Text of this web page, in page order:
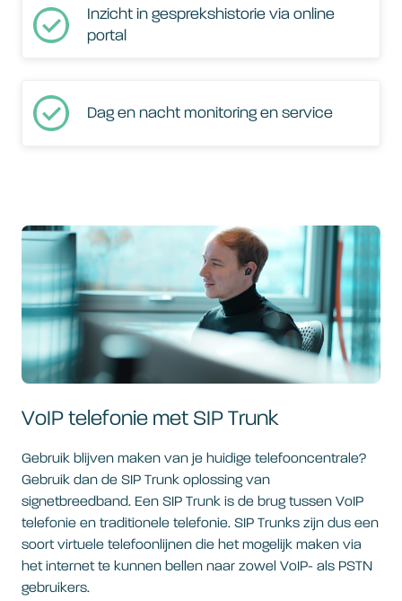
Inzicht in gesprekshistorie via online
portal
Dag en nacht monitoring en service
VoIP telefonie met SIP Trunk
Gebruik blijven maken van je huidige telefooncentrale?
Gebruik dan de SIP Trunk oplossing van
signetbreedband. Een SIP Trunk is de brug tussen VoIP
telefonie en traditionele telefonie. SIP Trunks zijn dus een
soort virtuele telefoonlijnen die het mogelijk maken via
het internet te kunnen bellen naar zowel VoIP- als PSTN
gebruikers.